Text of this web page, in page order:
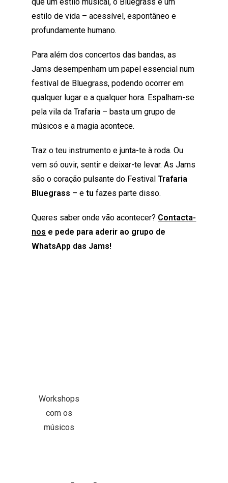
que um estilo musical, o Bluegrass é um
estilo de vida – acessível, espontâneo e
profundamente humano.
Para além dos concertos das bandas, as
Jams desempenham um papel essencial num
festival de Bluegrass, podendo ocorrer em
qualquer lugar e a qualquer hora. Espalham-se
pela vila da Trafaria – basta um grupo de
músicos e a magia acontece.
Traz o teu instrumento e junta-te à roda. Ou
vem só ouvir, sentir e deixar-te levar. As Jams
são o coração pulsante do FestivalTrafaria
Bluegrass – e tu fazes parte disso.
Queres saber onde vão acontecer? Contacta-
nos e pede para aderir ao grupo de
WhatsApp das Jams!
Workshops
com os
músicos